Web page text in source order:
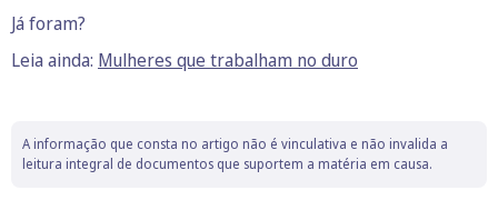
Já foram?
Leia ainda: Mulheres que trabalham no duro
A informação que consta no artigo não é vinculativa e não invalida a
leitura integral de documentos que suportem a matéria em causa.